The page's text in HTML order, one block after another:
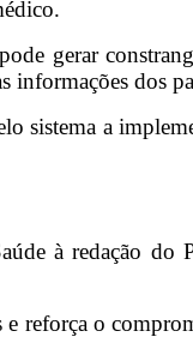
gerar
informações dos
sistema a
à redação do
reforça o